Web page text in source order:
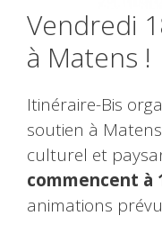
Vendredi
à Matens !
Itinéraire-Bis
soutien à
culturel et
commencent à
animations